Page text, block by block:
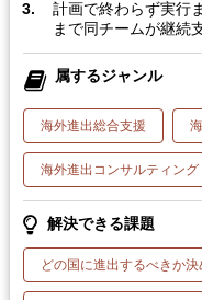
計画で終わらず実行
まで同チームが継続
属するジャンル
海外進出総合支援
海外進出コンサルティング
解決できる課題
どの国に進出するべきか